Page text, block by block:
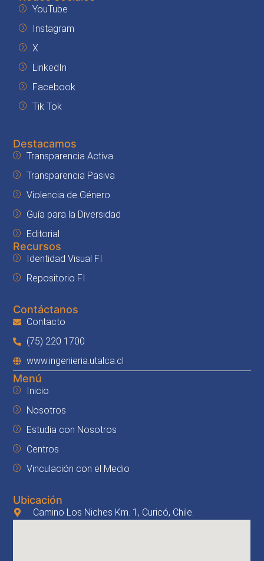
YouTube
Instagram
X
LinkedIn
Facebook
Tik Tok
Destacamos
Transparencia Activa
Transparencia Pasiva
Violencia de Género
Guía para la Diversidad
Editorial
Recursos
Identidad Visual FI
Repositorio FI
Contáctanos
Contacto
(75) 220 1700
www.ingenieria.utalca.cl
Menú
Inicio
Nosotros
Estudia con Nosotros
Centros
Vinculación con el Medio
Ubicación
Camino Los Niches Km. 1, Curicó, Chile.